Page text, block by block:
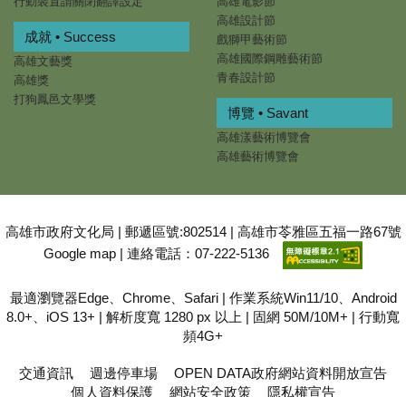
高雄設計節
戲獅甲藝術節
高雄國際鋼雕藝術節
青春設計節
成就 • Success
高雄文藝獎
高雄獎
打狗鳳邑文學獎
博覽 • Savant
高雄漾藝術博覽會
高雄藝術博覽會
高雄市政府文化局 | 郵遞區號:802514 | 高雄市苓雅區五福一路67號
Google map | 連絡電話：07-222-5136
最適瀏覽器Edge、Chrome、Safari | 作業系統Win11/10、Android
8.0+、iOS 13+ | 解析度寬 1280 px 以上 | 固網 50M/10M+ | 行動寬
頻4G+
交通資訊 週邊停車場
OPEN DATA政府網站資料開放宣告
個人資料保護
網站安全政策 隱私權宣告